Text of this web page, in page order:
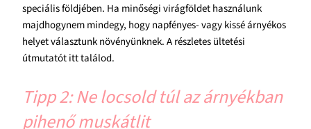
speciális földjében. Ha minőségi virágföldet használunk
majdhogynem mindegy, hogy napfényes- vagy kissé árnyékos
helyet választunk növényünknek. A részletes ültetési
útmutatót itt találod.
Tipp 2: Ne locsold túl az árnyékban
pihenő muskátlit